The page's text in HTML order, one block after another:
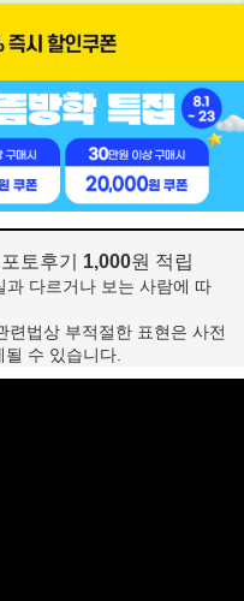
토후기 1,000원 적립
다르거나 보는 사람에 따
법상 부적절한 표현은 사전
될 수 있습니다.